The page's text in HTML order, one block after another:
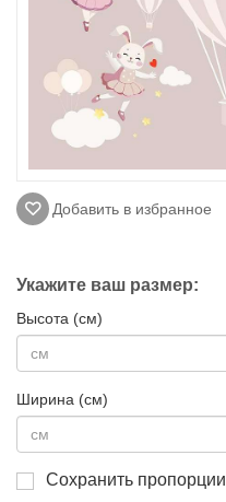
Добавить в избранное
Укажите ваш размер:
Высота (см)
Ширина (см)
Сохранить пропорции